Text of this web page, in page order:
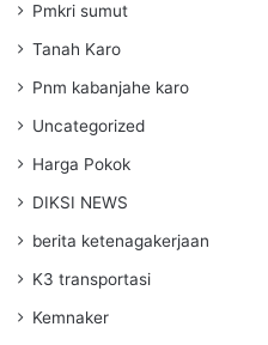
Pmkri sumut
Tanah Karo
Pnm kabanjahe karo
Uncategorized
Harga Pokok
DIKSI NEWS
berita ketenagakerjaan
K3 transportasi
Kemnaker